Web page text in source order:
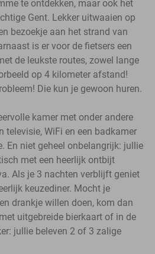
te ontdekken, maar ook het
Gent. Lekker uitwaaien op
bezoekje aan het strand van
is er voor de fietsers een
de leukste routes, zowel lange
op 4 kilometer afstand!
Die kun je gewoon huren.
kamer met onder andere
televisie, WiFi en een badkamer
En niet geheel onbelangrijk: jullie
met een heerlijk ontbijt
Als je 3 nachten verblijft geniet
keuzediner. Mocht je
drankje willen doen, kom dan
uitgebreide bierkaart of in de
jullie beleven 2 of 3 zalige